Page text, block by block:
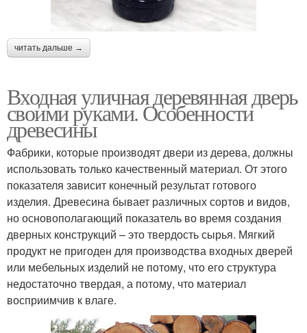
читать дальше →
Входная уличная деревянная дверь
своими руками. Особенности
древесины
Фабрики, которые производят двери из дерева, должны
использовать только качественный материал. От этого
показателя зависит конечный результат готового
изделия. Древесина бывает различных сортов и видов,
но основополагающий показатель во время создания
дверных конструкций – это твердость сырья. Мягкий
продукт не пригоден для производства входных дверей
или мебельных изделий не потому, что его структура
недостаточно твердая, а потому, что материал
восприимчив к влаге.